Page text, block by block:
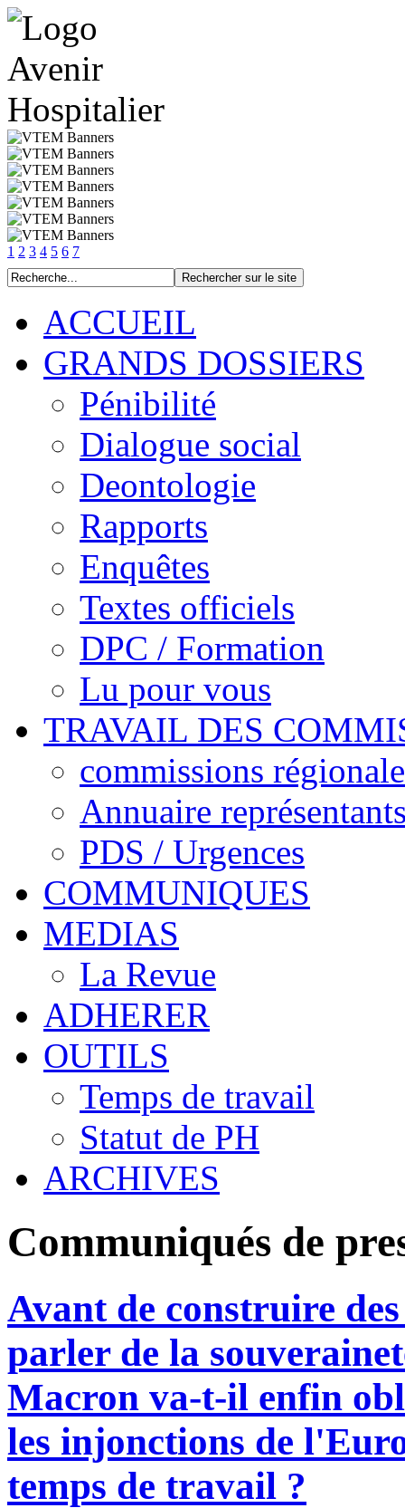
1 2 3 4 5 6 7
ACCUEIL
GRANDS DOSSIERS
Pénibilité
Dialogue social
Deontologie
Rapports
Enquêtes
Textes officiels
DPC / Formation
Lu pour vous
TRAVAIL DES
commissions
Annuaire
PDS / Urgences
COMMUNIQUES
MEDIAS
La Revue
ADHERER
OUTILS
Temps de travail
Statut de PH
ARCHIVES
Communiqués de
Avant de construire
parler de la
Macron va-t-il enfin
les injonctions de
temps de travail ?